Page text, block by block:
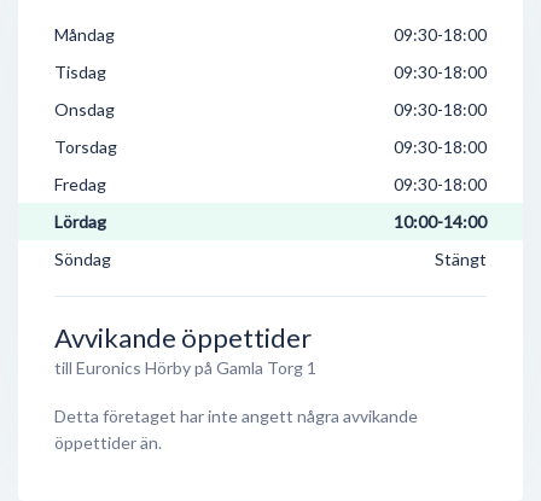
Måndag
09:30-18:00
Tisdag
09:30-18:00
Onsdag
09:30-18:00
Torsdag
09:30-18:00
Fredag
09:30-18:00
Lördag
10:00-14:00
Söndag
Stängt
Avvikande öppettider
till Euronics Hörby på Gamla Torg 1
Detta företaget har inte angett några avvikande
öppettider än.